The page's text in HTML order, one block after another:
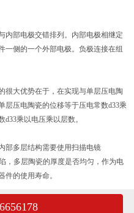
部电极交错排列。内部电极相继定
一侧的一个外部电极。负极连接在组
大优势在于，在实现与单层压电陶
层压电陶瓷的位移等于压电常数d33乘
乘以电压乘以层数。
多层结构需要使用扫描电镜
，多层陶瓷的厚度是否均匀，作为电
件的使用寿命。